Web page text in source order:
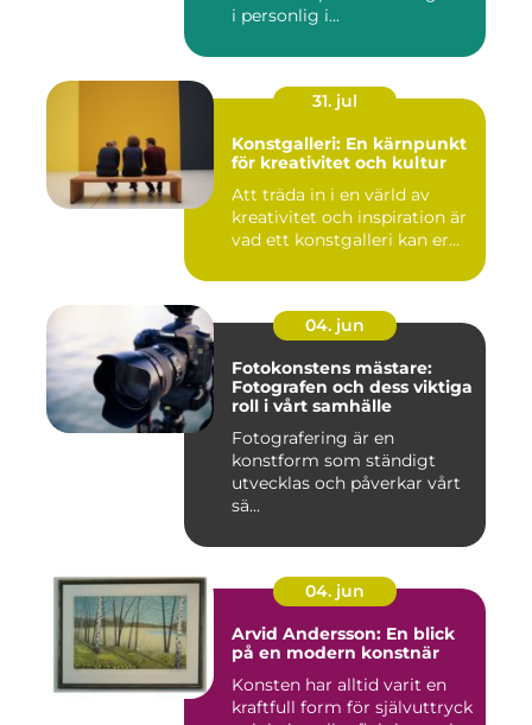
i personlig i...
31. jul
Konstgalleri: En kärnpunkt
för kreativitet och kultur
Att träda in i en värld av
kreativitet och inspiration är
vad ett konstgalleri kan er...
04. jun
Fotokonstens mästare:
Fotografen och dess viktiga
roll i vårt samhälle
Fotografering är en
konstform som ständigt
utvecklas och påverkar vårt
sä...
04. jun
Arvid Andersson: En blick
på en modern konstnär
Konsten har alltid varit en
kraftfull form för självuttryck